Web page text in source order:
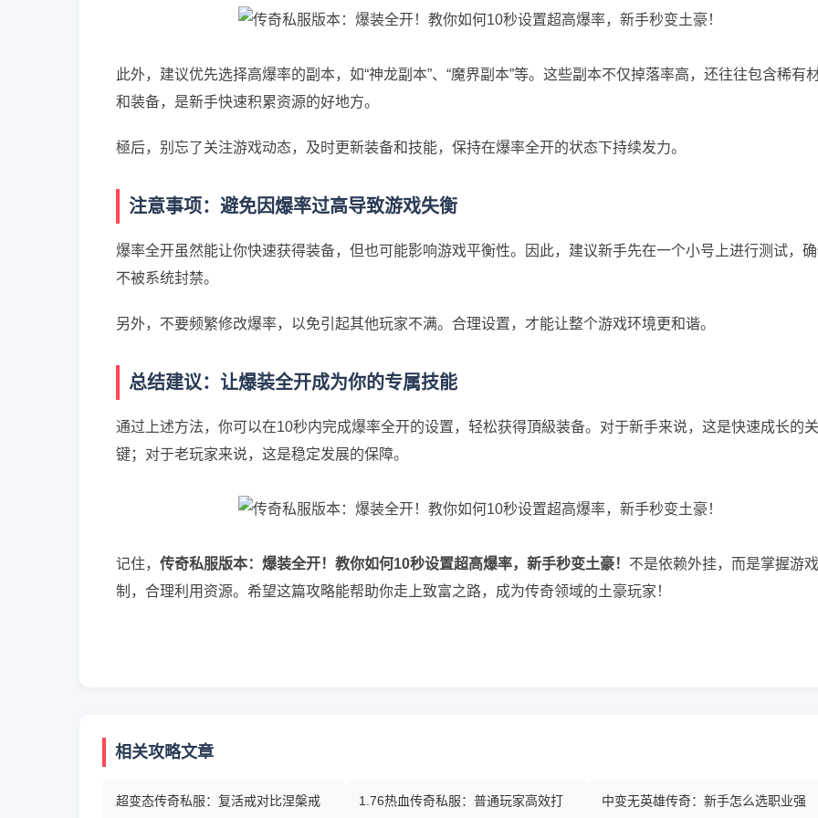
此外，建议优先选择高爆率的副本，如“神龙副本”、“魔界副本”等。这些副本不仅掉落率高，还往往包含稀有
和装备，是新手快速积累资源的好地方。
極后，别忘了关注游戏动态，及时更新装备和技能，保持在爆率全开的状态下持续发力。
注意事项：避免因爆率过高导致游戏失衡
爆率全开虽然能让你快速获得装备，但也可能影响游戏平衡性。因此，建议新手先在一个小号上进行测试，
不被系统封禁。
另外，不要频繁修改爆率，以免引起其他玩家不满。合理设置，才能让整个游戏环境更和谐。
总结建议：让爆装全开成为你的专属技能
通过上述方法，你可以在10秒内完成爆率全开的设置，轻松获得頂級装备。对于新手来说，这是快速成长的关
键；对于老玩家来说，这是稳定发展的保障。
记住， 传奇私服版本：爆装全开！教你如何10秒设置超高爆率，新手秒变土豪！ 不是依赖外挂，而是掌握游
制，合理利用资源。希望这篇攻略能帮助你走上致富之路，成为传奇领域的土豪玩家！
相关攻略文章
超变态传奇私服：复活戒对比涅槃戒 1.76热血传奇私服：普通玩家高效打 中变无英雄传奇：新手怎么选职业强